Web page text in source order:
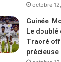
octobre
Guinée-
Le doublé
Traoré
précieuse